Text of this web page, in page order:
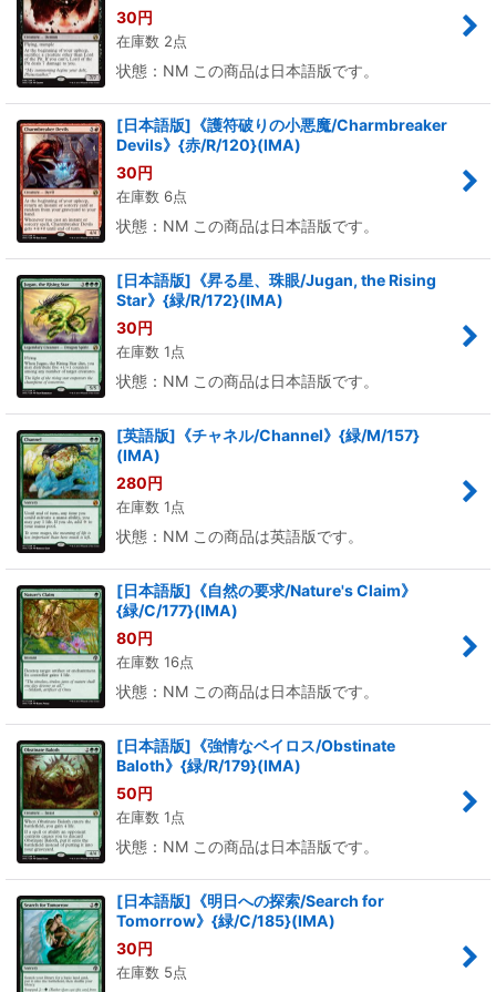
30円
在庫数 2点
状態：NM この商品は日本語版です。
[日本語版]《護符破りの小悪魔/Charmbreaker
Devils》{赤/R/120}(IMA)
30円
在庫数 6点
状態：NM この商品は日本語版です。
[日本語版]《昇る星、珠眼/Jugan, the Rising
Star》{緑/R/172}(IMA)
30円
在庫数 1点
状態：NM この商品は日本語版です。
[英語版]《チャネル/Channel》{緑/M/157}
(IMA)
280円
在庫数 1点
状態：NM この商品は英語版です。
[日本語版]《自然の要求/Nature's Claim》
{緑/C/177}(IMA)
80円
在庫数 16点
状態：NM この商品は日本語版です。
[日本語版]《強情なベイロス/Obstinate
Baloth》{緑/R/179}(IMA)
50円
在庫数 1点
状態：NM この商品は日本語版です。
[日本語版]《明日への探索/Search for
Tomorrow》{緑/C/185}(IMA)
30円
在庫数 5点